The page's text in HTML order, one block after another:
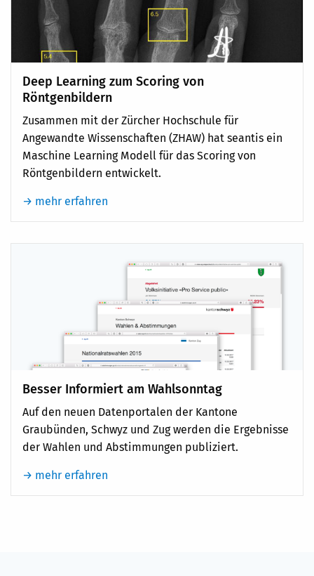
Deep Learning zum Scoring von
Röntgenbildern
Zusammen mit der Zürcher Hochschule für
Angewandte Wissenschaften (ZHAW) hat seantis ein
Maschine Learning Modell für das Scoring von
Röntgenbildern entwickelt.
→ mehr erfahren
Besser Informiert am Wahlsonntag
Auf den neuen Datenportalen der Kantone
Graubünden, Schwyz und Zug werden die Ergebnisse
der Wahlen und Abstimmungen publiziert.
→ mehr erfahren